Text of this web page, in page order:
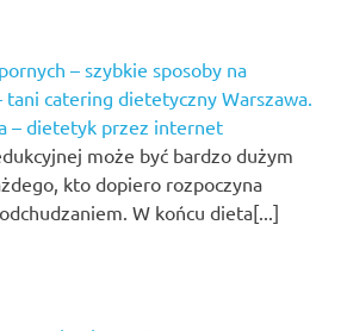
– szybkie sposoby na
tani catering dietetyczny Warszawa.
– dietetyk przez internet
może być bardzo dużym
kto dopiero rozpoczyna
W końcu dieta[...]